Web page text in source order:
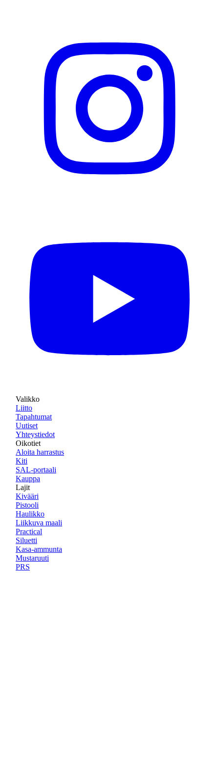
Valikko
Liitto
Tapahtumat
Uutiset
Yhteystiedot
Oikotiet
Aloita harrastus
Kiti
SAL-portaali
Kauppa
Lajit
Kivääri
Pistooli
Haulikko
Liikkuva maali
Practical
Siluetti
Kasa-ammunta
Mustaruuti
PRS